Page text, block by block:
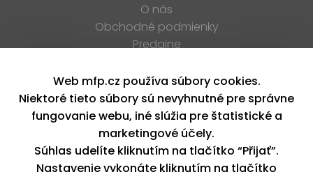
O nás
Obchodné podmienky
Predajne
K stiahnutiu
Blog
Kontakt
Kariéra
XML feed
Web mfp.cz používa súbory cookies.
Niektoré tieto súbory sú nevyhnutné pre správne
fungovanie webu, iné slúžia pre štatistické a
marketingové účely.
Súhlas udelíte kliknutím na tlačítko “Přijať”.
Nastavenie vykonáte kliknutím na tlačítko